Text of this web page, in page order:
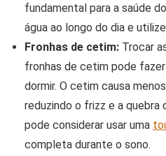
fundamental para a saúde
água ao longo do dia e
Fronhas de cetim: Trocar
fronhas de cetim pode
dormir. O cetim causa
reduzindo o frizz e a
pode considerar usar uma
completa durante o sono.